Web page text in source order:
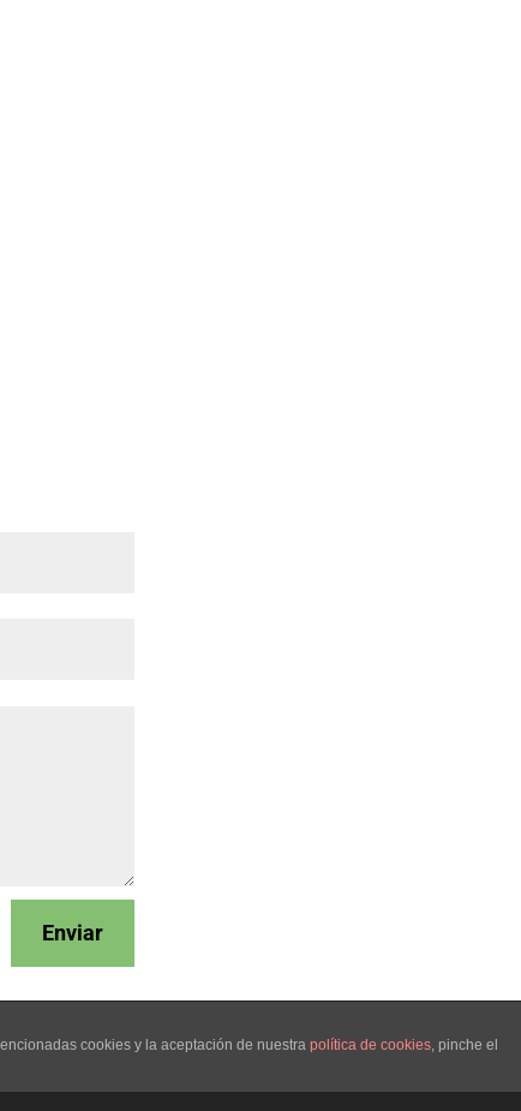
Enviar
cookies y la aceptación de nuestra política de cookies, pinche el